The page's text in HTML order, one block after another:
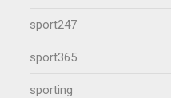
sport247
sport365
sporting